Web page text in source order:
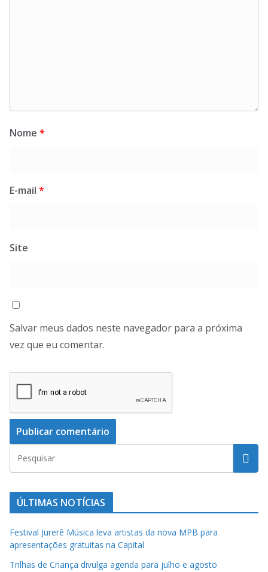
Nome *
E-mail *
Site
Salvar meus dados neste navegador para a próxima
vez que eu comentar.
ÚLTIMAS NOTÍCIAS
Festival Jurerê Música leva artistas da nova MPB para
apresentações gratuitas na Capital
Trilhas de Criança divulga agenda para julho e agosto